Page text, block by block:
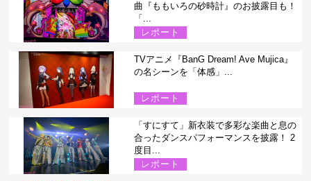
曲『ももいろの砂時計』のお披露目も！
「...
レポート
TVアニメ『BanG Dream! Ave Mujica』
の名シーンを「体感」...
レポート
「すにすて」新衣装で多彩な楽曲と息の
合ったダンスパフォーマンスを披露！ 2
度目...
レポート